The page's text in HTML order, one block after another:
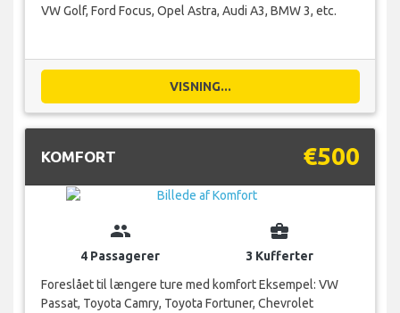
VW Golf, Ford Focus, Opel Astra, Audi A3, BMW 3, etc.
VISNING...
KOMFORT €500
group
4 Passagerer
business_center
3 Kufferter
Foreslået til længere ture med komfort Eksempel: VW
Passat, Toyota Camry, Toyota Fortuner, Chevrolet